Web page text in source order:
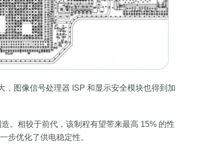
图像信号处理器 ISP 和显示安全模块也得到加
。相较于前代，该制程有望带来最高 15% 的性
步优化了供电稳定性。